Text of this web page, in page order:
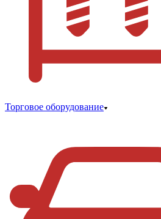
Торговое оборудование